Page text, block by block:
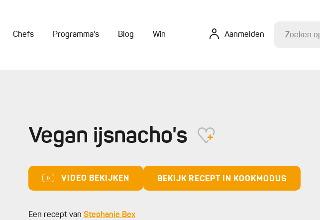
Chefs Programma's Blog Win Aanmelden
Vegan ijsnacho's
VIDEO BEKIJKEN BEKIJK RECEPT IN KOOKMODUS
Een recept van Stephanie Bex